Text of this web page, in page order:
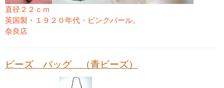
直径２２ｃｍ
英国製・１９２０年代・ピンクパール。
奈良店
ビーズ バッグ （青ビーズ）